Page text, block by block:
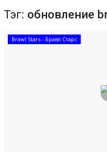
Тэг: обновление
Brawl Stars - Бравл Старс